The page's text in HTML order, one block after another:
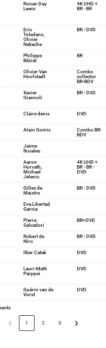
Ronan Day
Lewis
4K UHD +
BR - BR
Eric
Toledano,
Olivier
Nakache
BR - DVD
Philippe
Béziat
BR
Olivier Van
Hoofstadt
Combo
collector
BR-BDV
Xavier
Giannoli
BR - DVD
Claire denis DVD
Alain Gomis
Combo BR-
BDV
Jaime
Rosales
Aaron
Horvath,
Michael
Jelenic
4K UHD +
BR - BR -
DVD
Gilles de
Maistre
BR - DVD
Eva Libertad
Garcia
Pierre
Salvadori
BR+DVD
Robert de
Niro
BR - DVD
Ilker Catak DVD
Lauri-Matti
Parppei
DVD
Guérin van de
Vorst
DVD
❮ 1 2 3 ❯